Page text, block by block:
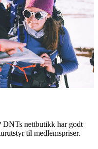
DNTs nettbutikk har godt
til medlemspriser.